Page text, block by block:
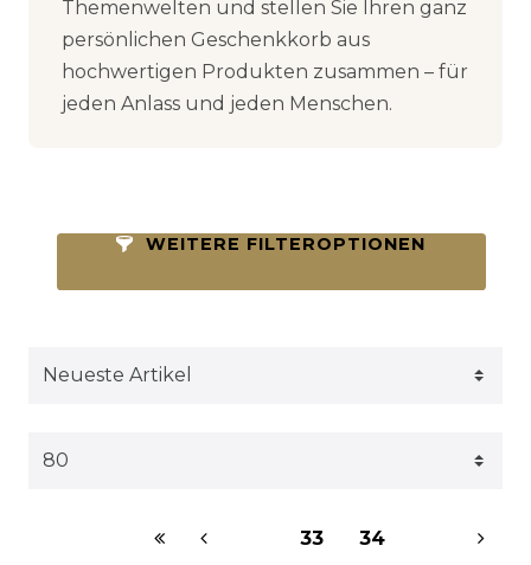
Themenwelten und stellen Sie Ihren ganz
persönlichen Geschenkkorb aus
hochwertigen Produkten zusammen – für
jeden Anlass und jeden Menschen.
WEITERE FILTEROPTIONEN
33 34